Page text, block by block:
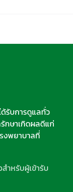
รับการดูแลทั่ว
กษาเกิดผลดีแก่
งพยาบาลที่
ำหรับผู้เข้ารับ